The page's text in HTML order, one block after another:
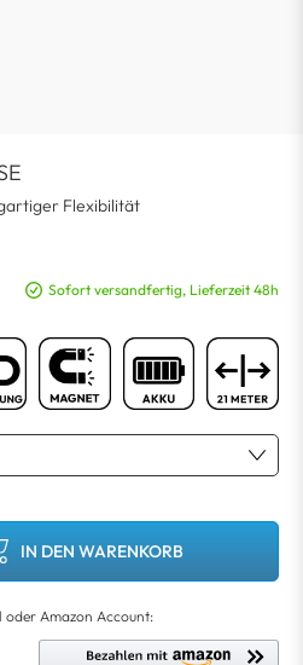
Flexibilität
Sofort versandfertig, Lieferzeit 48h
IN DEN WARENKORB